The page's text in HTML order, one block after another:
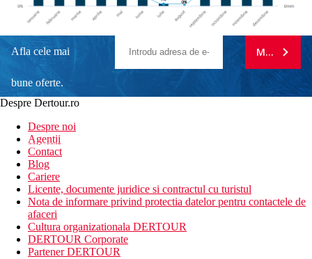
Afla cele mai
bune oferte.
newsletter!
MA
Despre Dertour.ro
Despre noi
Agentii
Contact
Blog
Cariere
Licente, documente juridice si contractul cu turistul
Nota de informare privind protectia datelor pentru contactele de
afaceri
Cultura organizationala DERTOUR
DERTOUR Corporate
Partener DERTOUR